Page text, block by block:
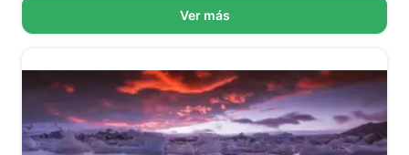
Ver más